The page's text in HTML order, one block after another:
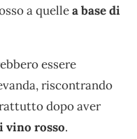
a quellea base di
essere
riscontrando
dopo aver
vino rosso.